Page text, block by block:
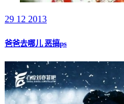
29 12 2013
爸爸去哪儿 恶搞ps